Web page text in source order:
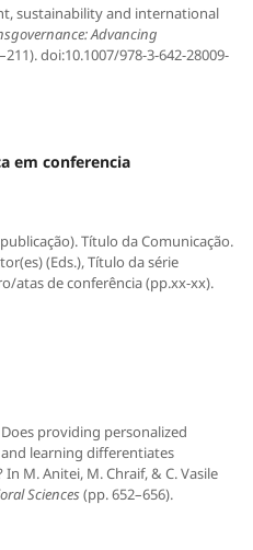
sustainability and international
Advancing
doi:10.1007/978-3-642-28009-
em conferencia
Título da Comunicação.
(Eds.), Título da série
atas de conferência (pp.xx-xx).
Does providing personalized
learning differentiates
M. Anitei, M. Chraif, & C. Vasile
Sciences(pp. 652–656).